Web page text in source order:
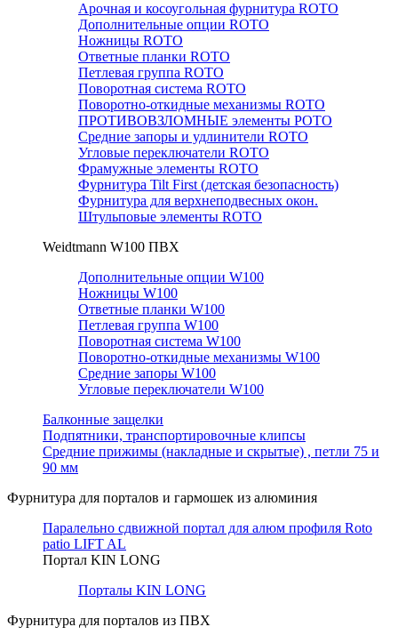
Арочная и косоугольная фурнитура ROTO
Дополнительные опции ROTO
Ножницы ROTO
Ответные планки ROTO
Петлевая группа ROTO
Поворотная система ROTO
Поворотно-откидные механизмы ROTO
ПРОТИВОВЗЛОМНЫЕ элементы РОТО
Средние запоры и удлинители ROTO
Угловые переключатели ROTO
Фрамужные элементы ROTO
Фурнитура Tilt First (детская безопасность)
Фурнитура для верхнеподвесных окон.
Штульповые элементы ROTO
Weidtmann W100 ПВХ
Дополнительные опции W100
Ножницы W100
Ответные планки W100
Петлевая группа W100
Поворотная система W100
Поворотно-откидные механизмы W100
Средние запоры W100
Угловые переключатели W100
Балконные защелки
Подпятники, транспортировочные клипсы
Средние прижимы (накладные и скрытые) , петли 75 и
90 мм
Фурнитура для порталов и гармошек из алюминия
Паралельно сдвижной портал для алюм профиля Roto
patio LIFT AL
Портал KIN LONG
Порталы KIN LONG
Фурнитура для порталов из ПВХ